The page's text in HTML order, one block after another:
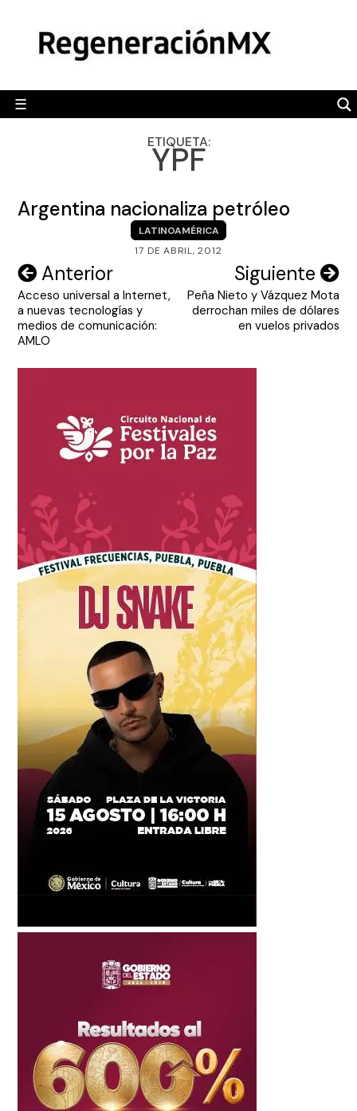
content
☰
POLÍTICA
CAMALEÓN
OPINIÓN
ENGLISH SECTION
VIDEOS
ETIQUETA:
YPF
Argentina nacionaliza petróleo
LATINOAMÉRICA
17 DE ABRIL, 2012
Navegación
de
entradas
Anterior
Acceso universal a Internet,
a nuevas tecnologías y
medios de comunicación:
AMLO
Siguiente
Peña Nieto y Vázquez Mota
derrochan miles de dólares
en vuelos privados